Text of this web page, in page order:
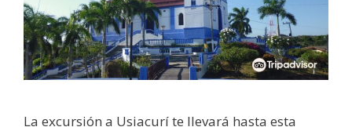
La excursión a Usiacurí te llevará hasta esta